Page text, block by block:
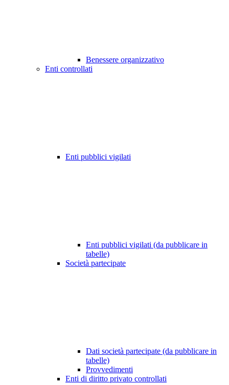
Benessere organizzativo
Enti controllati
Enti pubblici vigilati
Enti pubblici vigilati (da pubblicare in
tabelle)
Società partecipate
Dati società partecipate (da pubblicare in
tabelle)
Provvedimenti
Enti di diritto privato controllati